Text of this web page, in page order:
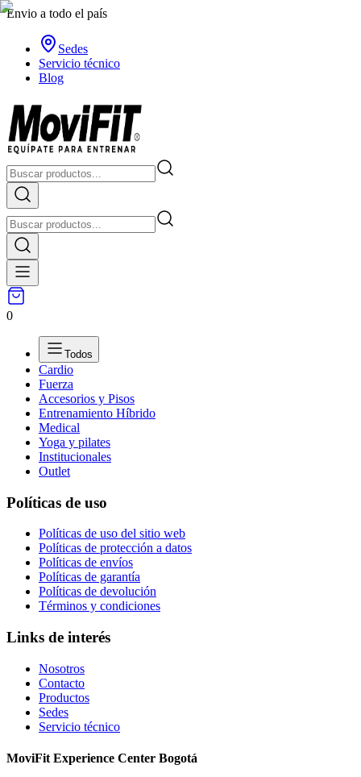
Envio a todo el país
Sedes
Servicio técnico
Blog
0
Todos
Cardio
Fuerza
Accesorios y Pisos
Entrenamiento Híbrido
Medical
Yoga y pilates
Institucionales
Outlet
Políticas de uso
Políticas de uso del sitio web
Políticas de protección a datos
Políticas de envíos
Políticas de garantía
Políticas de devolución
Términos y condiciones
Links de interés
Nosotros
Contacto
Productos
Sedes
Servicio técnico
MoviFit Experience Center Bogotá